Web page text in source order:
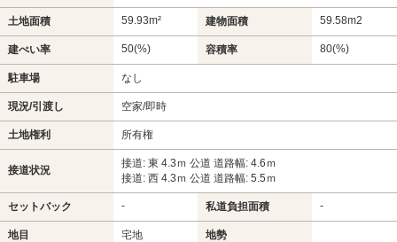
土地面積 59.93m² 建物面積 59.58m2
建ぺい率 50(%) 容積率 80(%)
駐車場 なし
現況/引渡し 空家/即時
土地権利 所有権
接道状況
接道: 東 4.3ｍ 公道 道路幅: 4.6ｍ
接道: 西 4.3ｍ 公道 道路幅: 5.5ｍ
セットバック - 私道負担面積 -
地目 宅地 地勢